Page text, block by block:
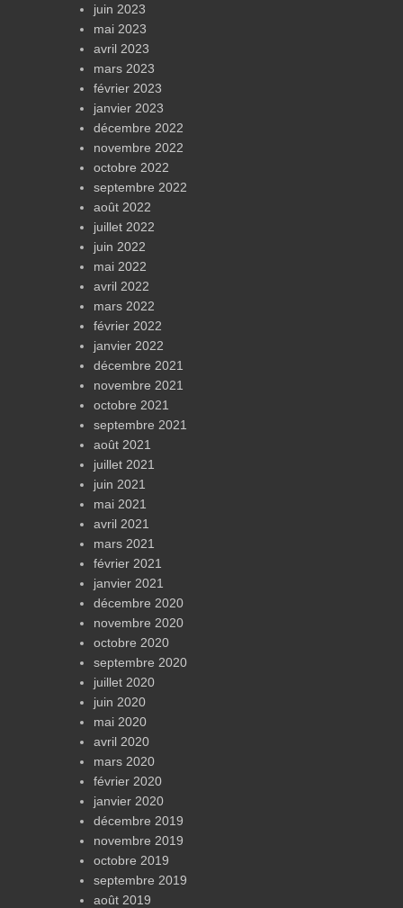
juin 2023
mai 2023
avril 2023
mars 2023
février 2023
janvier 2023
décembre 2022
novembre 2022
octobre 2022
septembre 2022
août 2022
juillet 2022
juin 2022
mai 2022
avril 2022
mars 2022
février 2022
janvier 2022
décembre 2021
novembre 2021
octobre 2021
septembre 2021
août 2021
juillet 2021
juin 2021
mai 2021
avril 2021
mars 2021
février 2021
janvier 2021
décembre 2020
novembre 2020
octobre 2020
septembre 2020
juillet 2020
juin 2020
mai 2020
avril 2020
mars 2020
février 2020
janvier 2020
décembre 2019
novembre 2019
octobre 2019
septembre 2019
août 2019